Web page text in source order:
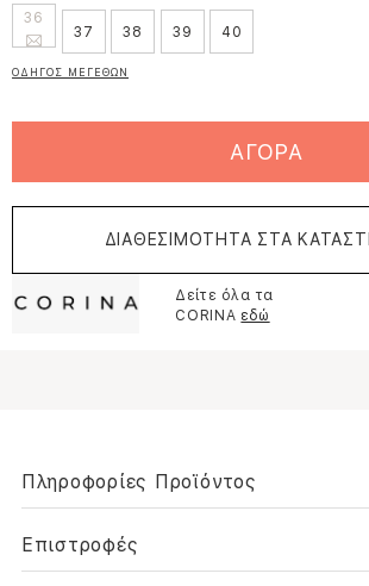
36
37
38 39 40
ΟΔΗΓΟΣ ΜΕΓΕΘΩΝ
ΑΓΟΡΑ
ΔΙΑΘΕΣΙΜΟΤΗΤΑ ΣΤΑ
Δείτε όλα τα
CORINA εδώ
Πληροφορίες Προϊόντος
Επιστροφές